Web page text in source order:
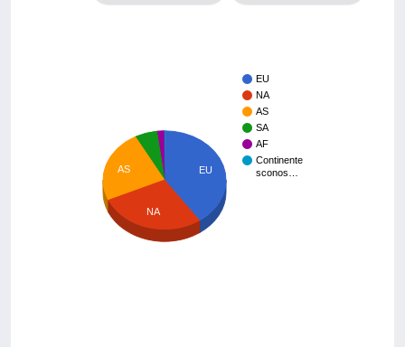
EU
NA
AS
SA
AF
Continente
sconos…
EU
AS
NA